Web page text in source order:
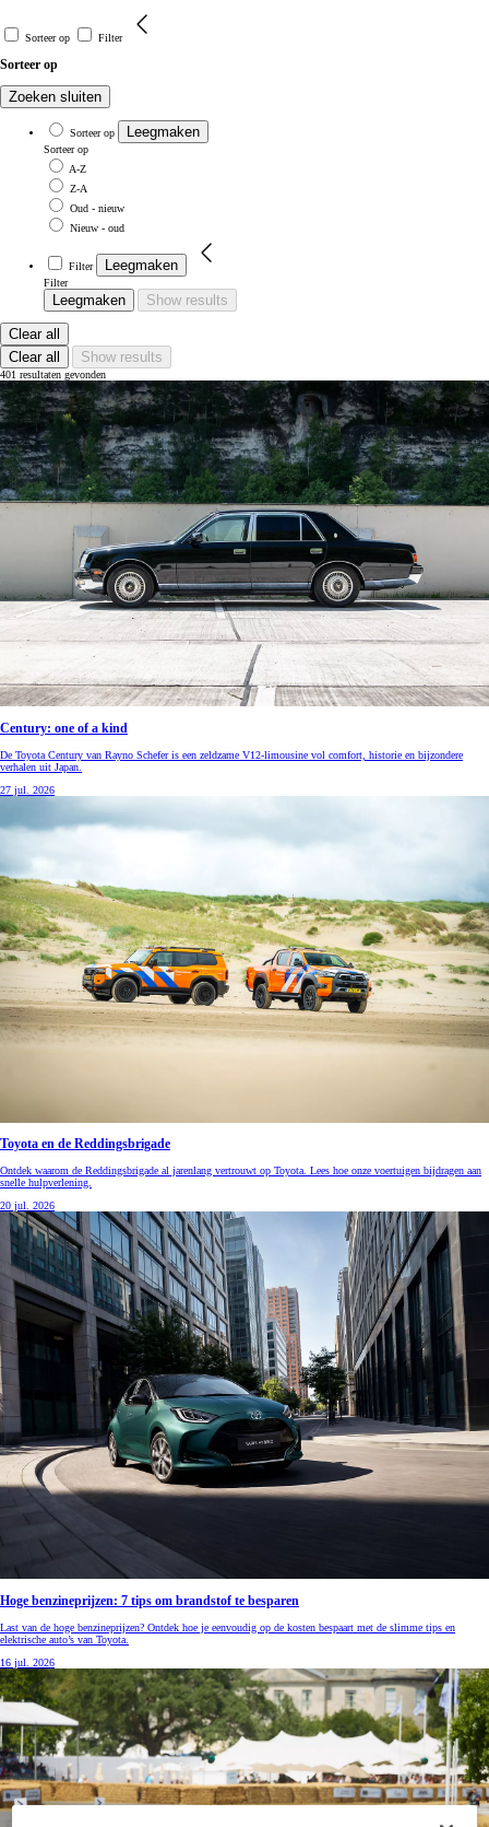
Sorteer op Filter
Sorteer op
Zoeken sluiten
Sorteer op Leegmaken
Sorteer op
A-Z
Z-A
Oud - nieuw
Nieuw - oud
Filter Leegmaken
Filter
Leegmaken Show results
Clear all
Clear all
Show results
401 resultaten gevonden
Century: one of a kind
De Toyota Century van Rayno Schefer is een zeldzame V12-limousine vol comfort, historie en bijzondere
verhalen uit Japan.
27 jul. 2026
Toyota en de Reddingsbrigade
Ontdek waarom de Reddingsbrigade al jarenlang vertrouwt op Toyota. Lees hoe onze voertuigen bijdragen aan
snelle hulpverlening.
20 jul. 2026
Hoge benzineprijzen: 7 tips om brandstof te besparen
Last van de hoge benzineprijzen? Ontdek hoe je eenvoudig op de kosten bespaart met de slimme tips en
elektrische auto’s van Toyota.
16 jul. 2026